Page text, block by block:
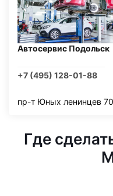
Автосервис Подольск
+7 (495) 128-01-88
пр-т Юных ленинцев
Где